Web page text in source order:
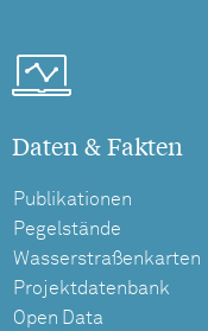
Daten & Fakten
Publikationen
Pegelstände
Wasserstraßenkarten
Projektdatenbank
Open Data